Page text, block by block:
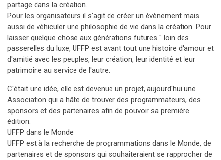
partage dans la création.
Pour les organisateurs il s'agit de créer un évènement mais
aussi de véhiculer une philosophie de vie dans la création. Pour
laisser quelque chose aux générations futures " loin des
passerelles du luxe, UFFP est avant tout une histoire d'amour et
d'amitié avec les peuples, leur création, leur identité et leur
patrimoine au service de l'autre.
C'était une idée, elle est devenue un projet, aujourd'hui une
Association qui a hâte de trouver des programmateurs, des
sponsors et des partenaires afin de pouvoir sa première
édition.
UFFP dans le Monde
UFFP est à la recherche de programmations dans le Monde, de
partenaires et de sponsors qui souhaiteraient se rapprocher de